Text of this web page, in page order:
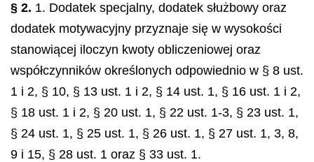
§ 2. 1. Dodatek specjalny, dodatek służbowy oraz
dodatek motywacyjny przyznaje się w wysokości
stanowiącej iloczyn kwoty obliczeniowej oraz
współczynników określonych odpowiednio w § 8 ust.
1 i 2, § 10, § 13 ust. 1 i 2, § 14 ust. 1, § 16 ust. 1 i 2,
§ 18 ust. 1 i 2, § 20 ust. 1, § 22 ust. 1-3, § 23 ust. 1,
§ 24 ust. 1, § 25 ust. 1, § 26 ust. 1, § 27 ust. 1, 3, 8,
9 i 15, § 28 ust. 1 oraz § 33 ust. 1.